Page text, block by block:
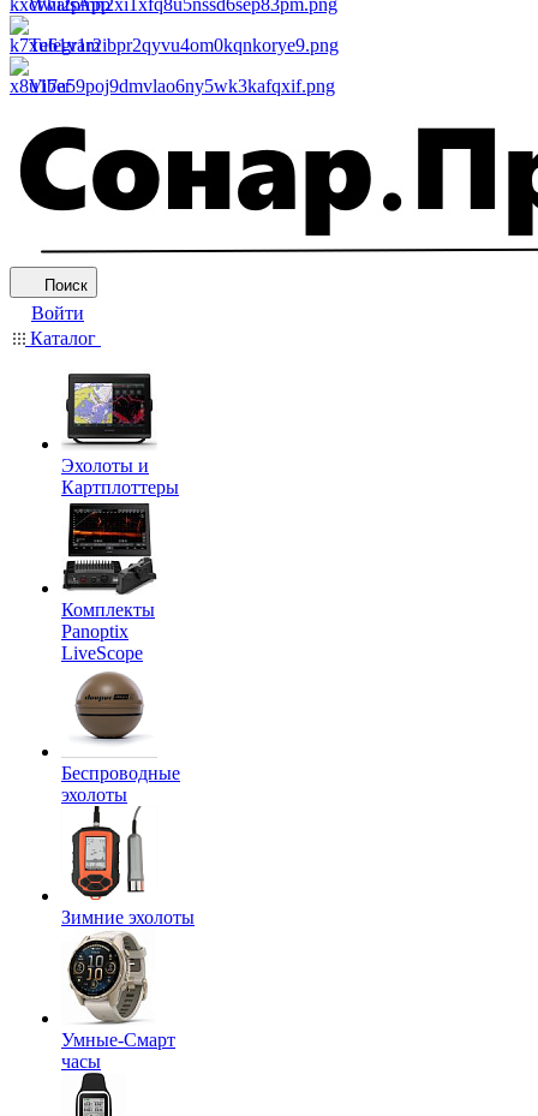
WhatsApp
Telegram
Viber
Поиск
Войти
Каталог
Эхолоты и
Картплоттеры
Комплекты
Panoptix
LiveScope
Беспроводные
эхолоты
Зимние эхолоты
Умные-Смарт
часы